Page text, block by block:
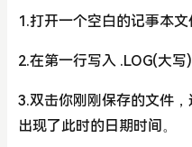
1.打开一个空白的记事本文
2.在第一行写入 .LOG(大写
3.双击你刚刚保存的文件
出现了此时的日期时间。